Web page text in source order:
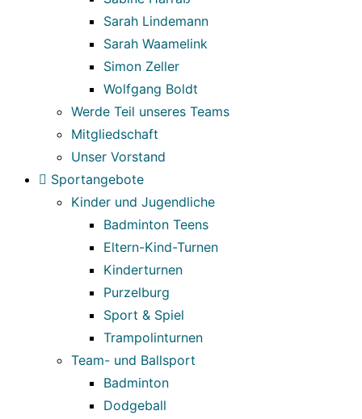
Sarah Lindemann
Sarah Waamelink
Simon Zeller
Wolfgang Boldt
Werde Teil unseres Teams
Mitgliedschaft
Unser Vorstand
Sportangebote
Kinder und Jugendliche
Badminton Teens
Eltern-Kind-Turnen
Kinderturnen
Purzelburg
Sport & Spiel
Trampolinturnen
Team- und Ballsport
Badminton
Dodgeball